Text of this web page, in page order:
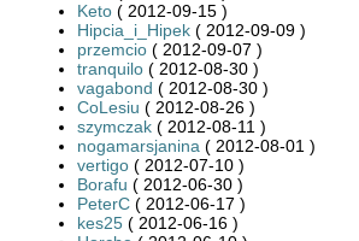
Keto ( 2012-09-15 )
Hipcia_i_Hipek ( 2012-09-09 )
przemcio ( 2012-09-07 )
tranquilo ( 2012-08-30 )
vagabond ( 2012-08-30 )
CoLesiu ( 2012-08-26 )
szymczak ( 2012-08-11 )
nogamarsjanina ( 2012-08-01 )
vertigo ( 2012-07-10 )
Borafu ( 2012-06-30 )
PeterC ( 2012-06-17 )
kes25 ( 2012-06-16 )